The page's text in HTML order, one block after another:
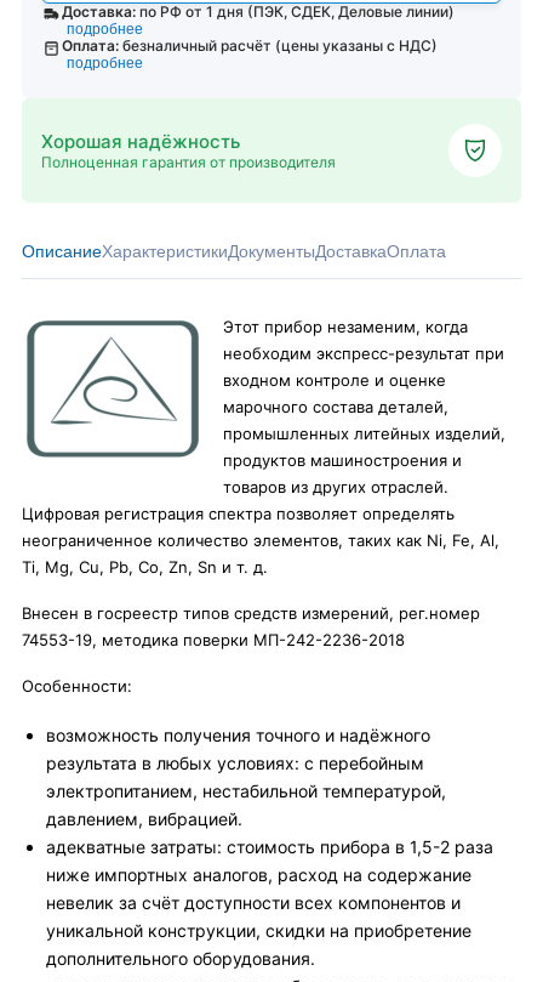
Доставка: по РФ от 1 дня (ПЭК, СДЕК, Деловые линии)
подробнее
Оплата: безналичный расчёт (цены указаны с НДС)
подробнее
Хорошая надёжность
Полноценная гарантия от производителя
ОписаниеХарактеристикиДокументыДоставкаОплата
Этот прибор незаменим, когда
необходим экспресс-результат при
входном контроле и оценке
марочного состава деталей,
промышленных литейных изделий,
продуктов машиностроения и
товаров из других отраслей.
Цифровая регистрация спектра позволяет определять
неограниченное количество элементов, таких как Ni, Fe, Al,
Ti, Mg, Cu, Pb, Co, Zn, Sn и т. д.
Внесен в госреестр типов средств измерений, рег.номер
74553-19, методика поверки МП-242-2236-2018
Особенности:
возможность получения точного и надёжного
результата в любых условиях: с перебойным
электропитанием, нестабильной температурой,
давлением, вибрацией.
адекватные затраты: стоимость прибора в 1,5-2 раза
ниже импортных аналогов, расход на содержание
невелик за счёт доступности всех компонентов и
уникальной конструкции, скидки на приобретение
дополнительного оборудования.